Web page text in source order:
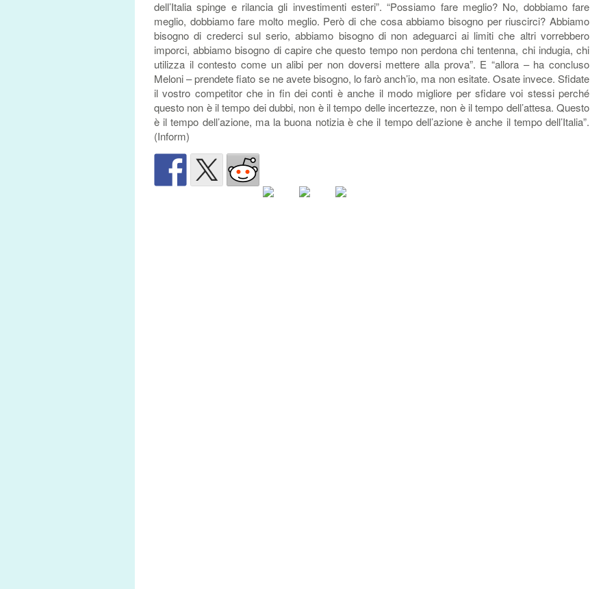
dell’Italia spinge e rilancia gli investimenti esteri”. “Possiamo fare meglio? No, dobbiamo fare
meglio, dobbiamo fare molto meglio. Però di che cosa abbiamo bisogno per riuscirci? Abbiamo
bisogno di crederci sul serio, abbiamo bisogno di non adeguarci ai limiti che altri vorrebbero
imporci, abbiamo bisogno di capire che questo tempo non perdona chi tentenna, chi indugia, chi
utilizza il contesto come un alibi per non doversi mettere alla prova”. E “allora – ha concluso
Meloni – prendete fiato se ne avete bisogno, lo farò anch’io, ma non esitate. Osate invece. Sfidate
il vostro competitor che in fin dei conti è anche il modo migliore per sfidare voi stessi perché
questo non è il tempo dei dubbi, non è il tempo delle incertezze, non è il tempo dell’attesa. Questo
è il tempo dell’azione, ma la buona notizia è che il tempo dell’azione è anche il tempo dell’Italia”.
(Inform)